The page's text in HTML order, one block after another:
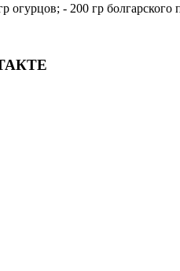
- 200 гр болгарского